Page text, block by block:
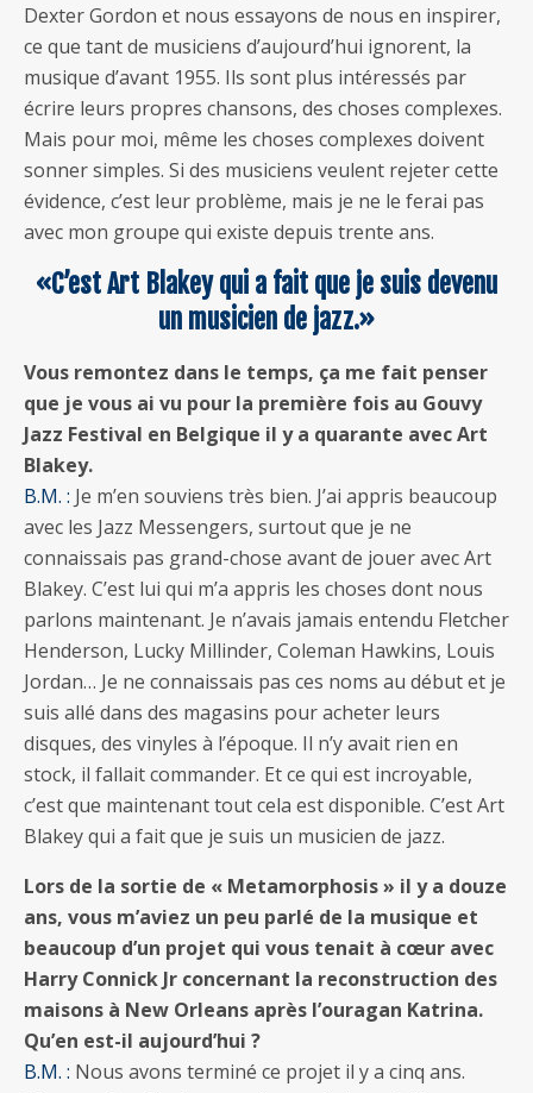
Dexter Gordon et nous essayons de nous en inspirer,
ce que tant de musiciens d’aujourd’hui ignorent, la
musique d’avant 1955. Ils sont plus intéressés par
écrire leurs propres chansons, des choses complexes.
Mais pour moi, même les choses complexes doivent
sonner simples. Si des musiciens veulent rejeter cette
évidence, c’est leur problème, mais je ne le ferai pas
avec mon groupe qui existe depuis trente ans.
«C’est Art Blakey qui a fait que je suis devenu
un musicien de jazz.»
Vous remontez dans le temps, ça me fait penser
que je vous ai vu pour la première fois au Gouvy
Jazz Festival en Belgique il y a quarante avec Art
Blakey.
B.M. : Je m’en souviens très bien. J’ai appris beaucoup
avec les Jazz Messengers, surtout que je ne
connaissais pas grand-chose avant de jouer avec Art
Blakey. C’est lui qui m’a appris les choses dont nous
parlons maintenant. Je n’avais jamais entendu Fletcher
Henderson, Lucky Millinder, Coleman Hawkins, Louis
Jordan… Je ne connaissais pas ces noms au début et je
suis allé dans des magasins pour acheter leurs
disques, des vinyles à l’époque. Il n’y avait rien en
stock, il fallait commander. Et ce qui est incroyable,
c’est que maintenant tout cela est disponible. C’est Art
Blakey qui a fait que je suis un musicien de jazz.
Lors de la sortie de « Metamorphosis » il y a douze
ans, vous m’aviez un peu parlé de la musique et
beaucoup d’un projet qui vous tenait à cœur avec
Harry Connick Jr concernant la reconstruction des
maisons à New Orleans après l’ouragan Katrina.
Qu’en est-il aujourd’hui ?
B.M. : Nous avons terminé ce projet il y a cinq ans.